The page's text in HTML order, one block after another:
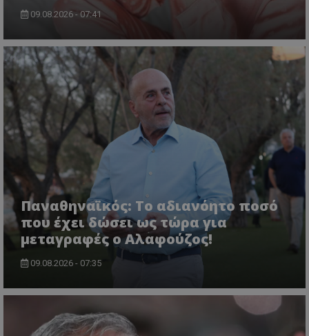
09.08.2026 - 07:41
Παναθηναϊκός: Το αδιανόητο ποσό
που έχει δώσει ως τώρα για
μεταγραφές ο Αλαφούζος!
09.08.2026 - 07:35